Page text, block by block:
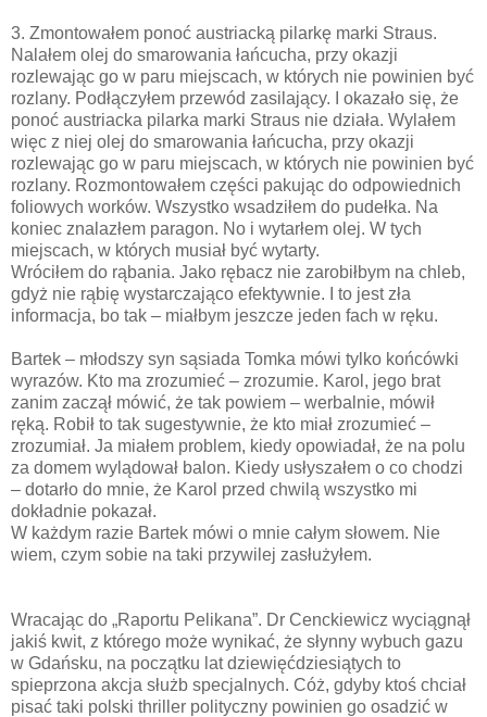
3. Zmontowałem ponoć austriacką pilarkę marki Straus.
Nalałem olej do smarowania łańcucha, przy okazji
rozlewając go w paru miejscach, w których nie powinien być
rozlany. Podłączyłem przewód zasilający. I okazało się, że
ponoć austriacka pilarka marki Straus nie działa. Wylałem
więc z niej olej do smarowania łańcucha, przy okazji
rozlewając go w paru miejscach, w których nie powinien być
rozlany. Rozmontowałem części pakując do odpowiednich
foliowych worków. Wszystko wsadziłem do pudełka. Na
koniec znalazłem paragon. No i wytarłem olej. W tych
miejscach, w których musiał być wytarty.
Wróciłem do rąbania. Jako rębacz nie zarobiłbym na chleb,
gdyż nie rąbię wystarczająco efektywnie. I to jest zła
informacja, bo tak – miałbym jeszcze jeden fach w ręku.
Bartek – młodszy syn sąsiada Tomka mówi tylko końcówki
wyrazów. Kto ma zrozumieć – zrozumie. Karol, jego brat
zanim zaczął mówić, że tak powiem – werbalnie, mówił
ręką. Robił to tak sugestywnie, że kto miał zrozumieć –
zrozumiał. Ja miałem problem, kiedy opowiadał, że na polu
za domem wylądował balon. Kiedy usłyszałem o co chodzi
– dotarło do mnie, że Karol przed chwilą wszystko mi
dokładnie pokazał.
W każdym razie Bartek mówi o mnie całym słowem. Nie
wiem, czym sobie na taki przywilej zasłużyłem.
Wracając do „Raportu Pelikana”. Dr Cenckiewicz wyciągnął
jakiś kwit, z którego może wynikać, że słynny wybuch gazu
w Gdańsku, na początku lat dziewięćdziesiątych to
spieprzona akcja służb specjalnych. Cóż, gdyby ktoś chciał
pisać taki polski thriller polityczny powinien go osadzić w